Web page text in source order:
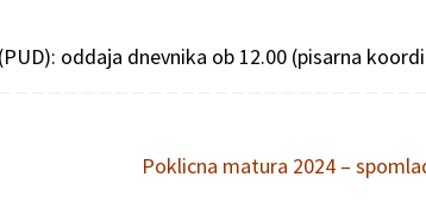
oddaja dnevnika ob 12.00 (pisarna
Poklicna matura 2024 –